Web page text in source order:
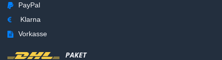
PayPal
Klarna
Vorkasse
PAKET